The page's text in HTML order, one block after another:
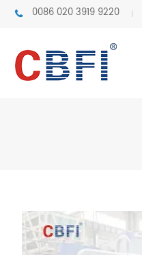
0086 020 3919 9220